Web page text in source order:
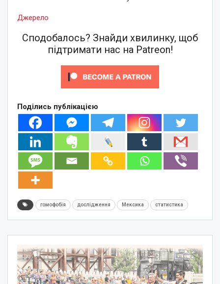
Джерело
Сподобалось? Знайди хвилинку, щоб
підтримати нас на Patreon!
Поділись публікацією
гомофобія дослідження Мексика статистика